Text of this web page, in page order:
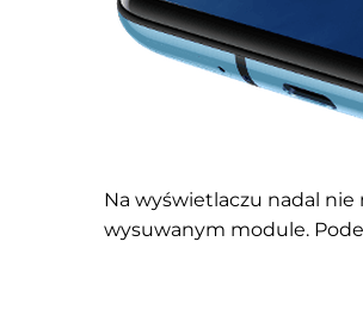
Na wyświetlaczu nadal nie
wysuwanym module.